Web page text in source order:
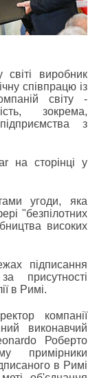
виробник
співпрацю із
світу -
зокрема,
з
на сторінці у
угоди, яка
"безпілотних
високих
підписання
присутності
в Римі.
компанії
виконавчий
Роберто
примірники
в Римі